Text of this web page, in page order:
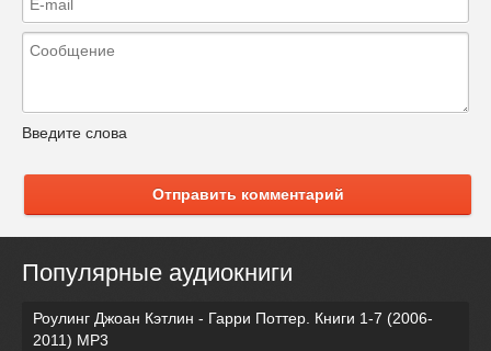
Введите слова
Отправить комментарий
Популярные аудиокниги
Роулинг Джоан Кэтлин - Гарри Поттер. Книги 1-7 (2006-
2011) MP3